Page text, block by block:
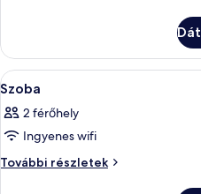
A
következő
szoba
összes
képének
6
Szoba
2 férőhely
Ingyenes wifi
További részletek
Szoba